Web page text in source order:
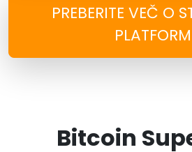
PREBERITE VEČ O
Bitcoin